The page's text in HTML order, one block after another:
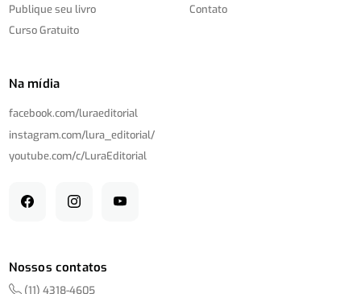
Publique seu livro
Curso Gratuito
Contato
Na mídia
facebook.com/luraeditorial
instagram.com/lura_editorial/
youtube.com/c/LuraEditorial
Nossos contatos
(11) 4318-4605